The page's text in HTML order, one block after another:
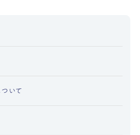
いて